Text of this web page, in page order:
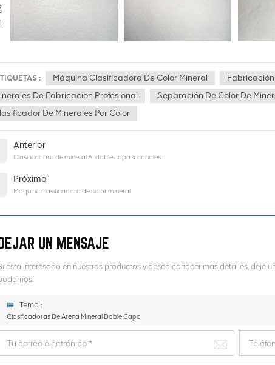
: Máquina Clasificadora De Color Mineral
Fabricación
De Fabricacion Profesional
Separación De Color De
De Minerales Por Color
Anterior
Clasificadora de mineral AI doble capa 4 canales
Próximo
Máquina clasificadora de color mineral
UN MENSAJE
está interesado en nuestros productos y desea conocer más detalles, deje
Tema :
Clasificadoras De Arena Mineral Doble Capa